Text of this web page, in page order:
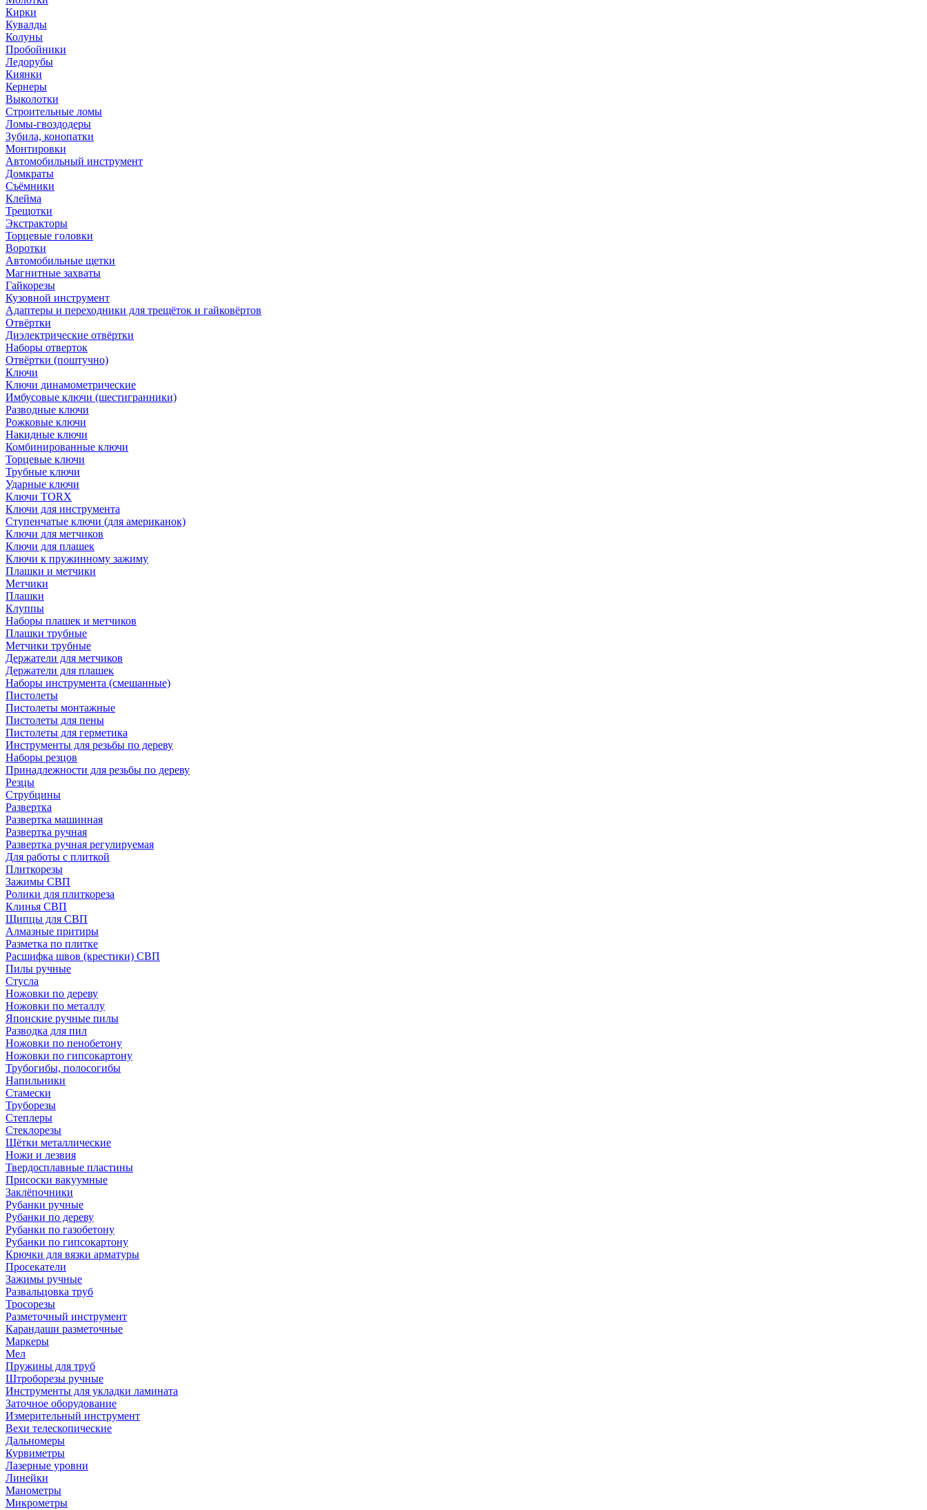
Кирки
Кувалды
Колуны
Пробойники
Ледорубы
Киянки
Кернеры
Выколотки
Строительные ломы
Ломы-гвоздодеры
Зубила, конопатки
Монтировки
Автомобильный инструмент
Домкраты
Съёмники
Клейма
Трещотки
Экстракторы
Торцевые головки
Воротки
Автомобильные щетки
Магнитные захваты
Гайкорезы
Кузовной инструмент
Адаптеры и переходники для трещёток и гайковёртов
Отвёртки
Диэлектрические отвёртки
Наборы отверток
Отвёртки (поштучно)
Ключи
Ключи динамометрические
Имбусовые ключи (шестигранники)
Разводные ключи
Рожковые ключи
Накидные ключи
Комбинированные ключи
Торцевые ключи
Трубные ключи
Ударные ключи
Ключи TORX
Ключи для инструмента
Ступенчатые ключи (для американок)
Ключи для метчиков
Ключи для плашек
Ключи к пружинному зажиму
Плашки и метчики
Метчики
Плашки
Клуппы
Наборы плашек и метчиков
Плашки трубные
Метчики трубные
Держатели для метчиков
Держатели для плашек
Наборы инструмента (смешанные)
Пистолеты
Пистолеты монтажные
Пистолеты для пены
Пистолеты для герметика
Инструменты для резьбы по дереву
Наборы резцов
Принадлежности для резьбы по дереву
Резцы
Струбцины
Развертка
Развертка машинная
Развертка ручная
Развертка ручная регулируемая
Для работы с плиткой
Плиткорезы
Зажимы СВП
Ролики для плиткореза
Клинья СВП
Щипцы для СВП
Алмазные притиры
Разметка по плитке
Расшифка швов (крестики) СВП
Пилы ручные
Стусла
Ножовки по дереву
Ножовки по металлу
Японские ручные пилы
Разводка для пил
Ножовки по пенобетону
Ножовки по гипсокартону
Трубогибы, полосогибы
Напильники
Стамески
Труборезы
Степлеры
Стеклорезы
Щётки металлические
Ножи и лезвия
Твердосплавные пластины
Присоски вакуумные
Заклёпочники
Рубанки ручные
Рубанки по дереву
Рубанки по газобетону
Рубанки по гипсокартону
Крючки для вязки арматуры
Просекатели
Зажимы ручные
Развальцовка труб
Тросорезы
Разметочный инструмент
Карандаши разметочные
Маркеры
Мел
Пружины для труб
Штроборезы ручные
Инструменты для укладки ламината
Заточное оборудование
Измерительный инструмент
Вехи телескопические
Дальномеры
Курвиметры
Лазерные уровни
Линейки
Манометры
Микрометры